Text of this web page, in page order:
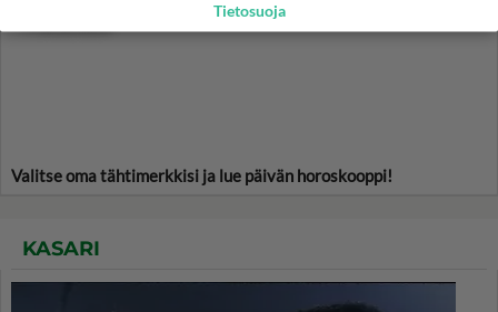
Valitse oma tähtimerkkisi ja lue päivän horoskooppi!
KASARI
Tietosuoja